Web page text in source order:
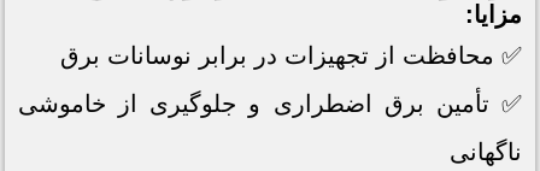
مزایا:
✅ محافظت از تجهیزات در برابر نوسانات برق
✅ تأمین برق اضطراری و جلوگیری از خاموشی
ناگهانی